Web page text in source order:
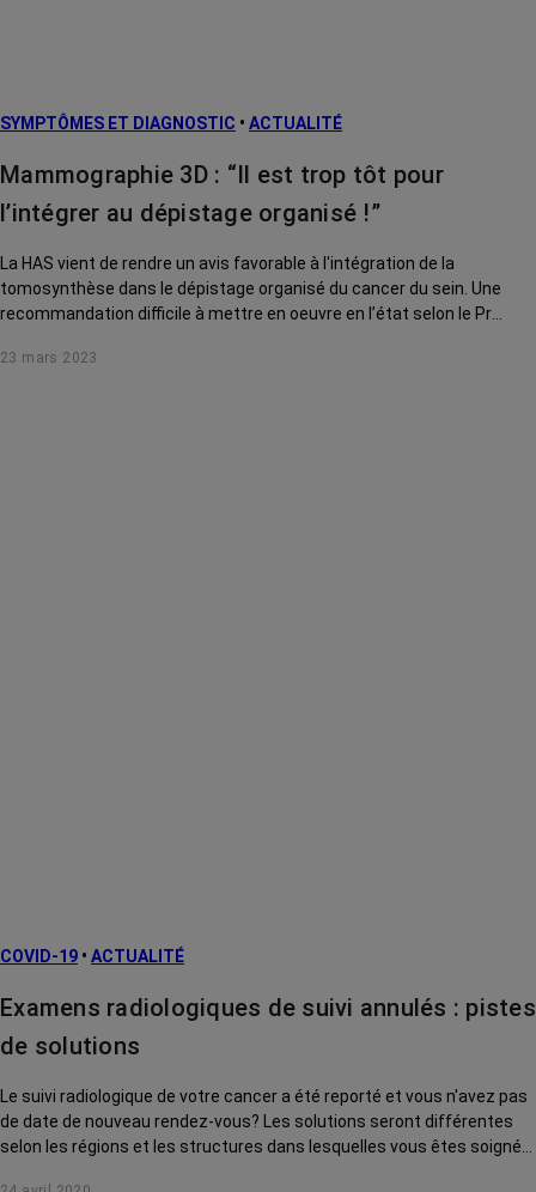
SYMPTÔMES ET DIAGNOSTIC • ACTUALITÉ
Mammographie 3D : “Il est trop tôt pour
l’intégrer au dépistage organisé !”
La HAS vient de rendre un avis favorable à l'intégration de la
tomosynthèse dans le dépistage organisé du cancer du sein. Une
recommandation difficile à mettre en oeuvre en l’état selon le Pr
Diagnostique de Gustave Roussy.
23 mars 2023
COVID-19 • ACTUALITÉ
Examens radiologiques de suivi annulés : pistes
de solutions
Le suivi radiologique de votre cancer a été reporté et vous n'avez pas
de date de nouveau rendez-vous? Les solutions seront différentes
selon les régions et les structures dans lesquelles vous êtes soignés.